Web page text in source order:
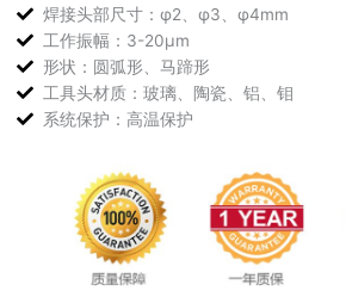
焊接头部尺寸：φ2、φ3、φ4mm
工作振幅：3-20μm
形状：圆弧形、马蹄形
工具头材质：玻璃、陶瓷、铝、钼
系统保护：高温保护